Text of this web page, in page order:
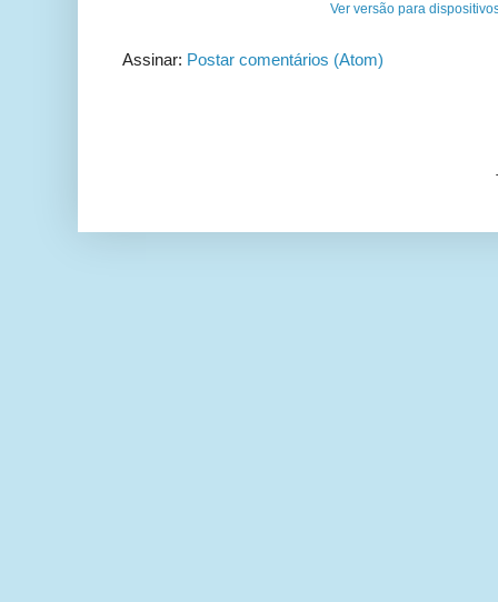
Ver versão para
Assinar: Postar comentários (Atom)